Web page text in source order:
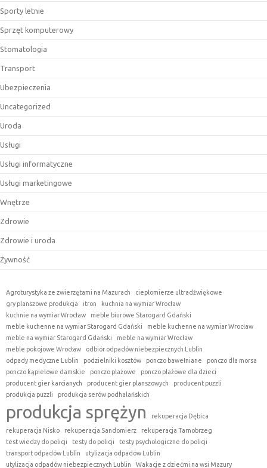
Sporty letnie
Sprzęt komputerowy
Stomatologia
Transport
Ubezpieczenia
Uncategorized
Uroda
Usługi
Usługi informatyczne
Usługi marketingowe
Wnętrze
Zdrowie
Zdrowie i uroda
Żywność
Agroturystyka ze zwierzętami na Mazurach
ciepłomierze ultradźwiękowe
gry planszowe produkcja
itron
kuchnia na wymiar Wrocław
kuchnie na wymiar Wrocław
meble biurowe Starogard Gdański
meble kuchenne na wymiar Starogard Gdański
meble kuchenne na wymiar Wrocław
meble na wymiar Starogard Gdański
meble na wymiar Wrocław
meble pokojowe Wrocław
odbiór odpadów niebezpiecznych Lublin
odpady medyczne Lublin
podzielniki kosztów ponczo bawełniane
ponczo dla morsa
ponczo kąpielowe damskie
ponczo plażowe
ponczo plażowe dla dzieci
producent gier karcianych
producent gier planszowych
producent puzzli
produkcja puzzli
produkcja serów podhalańskich
produkcja sprężyn
rekuperacja Dębica
rekuperacja Nisko
rekuperacja Sandomierz
rekuperacja Tarnobrzeg
test wiedzy do policji
testy do policji
testy psychologiczne do policji
transport odpadów Lublin
utylizacja odpadów Lublin
utylizacja odpadów niebezpiecznych Lublin
Wakacje z dziećmi na wsi Mazury